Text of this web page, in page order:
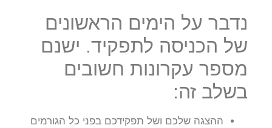
נדבר על הימים הראשונים
של הכניסה לתפקיד. ישנם
מספר עקרונות חשובים
בשלב זה:
ההצגה שלכם ושל תפקידכם בפני כל הגורמים